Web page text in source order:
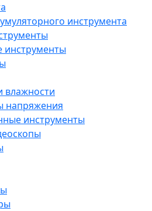
инструмента
инструменты
влажности
напряжения
инструменты